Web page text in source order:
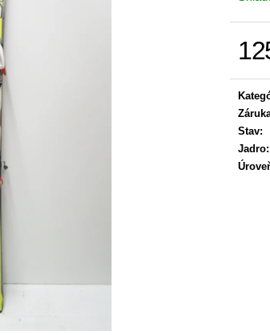
Stav:
Jadro: